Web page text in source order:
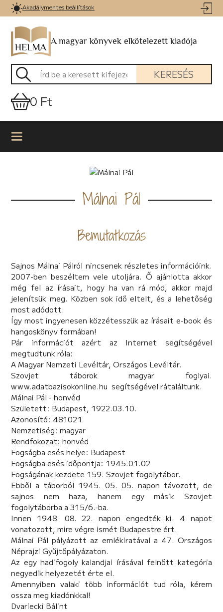
Akadálymentes beállítások
A magyar könyvek elkötelezett kiadója
KERESÉS
0 Ft
Málnai Pál
Bemutatkozás
Sajnos Málnai Pálról nincsenek részletes információink.
2007-ben beszéltem vele utoljára. Ő ajánlotta akkor
még fel az írásait, hogy ha van rá mód, akkor majd
jelenítsük meg. Közben sok idő eltelt, és a lehetőség
most adódott.
Így most ingyenesen közzétesszük az írásait e-book és
hangoskönyv formában!
Pár információt azért az Internet segítségével
megtudtunk róla:
A Magyar Nemzeti Levéltár, Országos Levéltár.
Szovjet táborok magyar foglyai.
www.adatbazisokonline.hu segítségével rátaláltunk.
Málnai Pál - honvéd
Született: Budapest, 1922.03.10.
Azonosító: 481021
Nemzetiség: magyar
Rendfokozat: honvéd
Fogságba esés helye: Budapest
Fogságba esés időpontja: 1945.01.02
Fogságának kezdete 159. Szovjet fogolytábor.
Ebből a táborból 1945. 05. 05. napon távozott, de
sajnos nem haza, hanem egy másik Szovjet
fogolytáborba a 315/6.-ba.
Innen 1948. 08. 22. napon engedték ki. 4 napot
vonatozott, mire végre ismét Budapestre ért.
Málnai Pál pályázott az emlékiratával a 47. Országos
Néprajzi Gyűjtőpályázaton.
Az egy hadifogoly kalandjai írásával felnőtt kategória
negyedik helyezetét érte el.
Amennyiben valaki több információt tud róla, kérem
ossza meg kiadónkkal!
Dvariecki Bálint